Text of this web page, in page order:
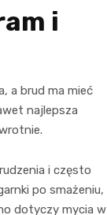
i
a brud ma mieć
najlepsza
i często
po smażeniu,
dotyczy mycia w